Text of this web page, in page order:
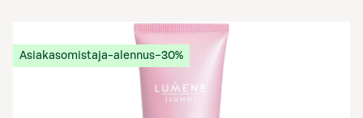
Asiakasomistaja-alennus−30%